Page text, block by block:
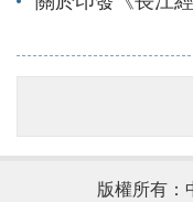
版權所有：